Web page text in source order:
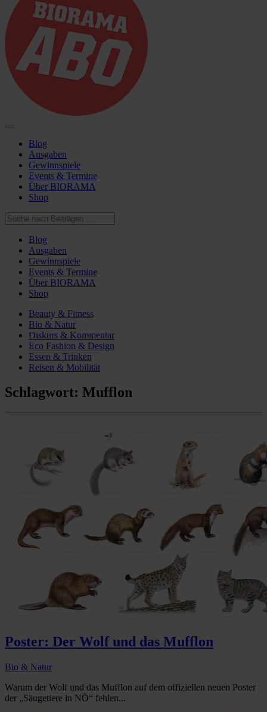
Blog
Ausgaben
Gewinnspiele
Events & Termine
Über BIORAMA
Shop
Blog
Ausgaben
Gewinnspiele
Events & Termine
Über BIORAMA
Shop
Beauty & Fitness
Bio & Natur
Diskurs & Kommentar
Eco Fashion & Design
Essen & Trinken
Reisen & Mobilität
Schlagwort: Mufflon
Poster: Der Wolf und das Mufflon
Bio & Natur
Warum der Wolf und das Mufflon auf dem offiziellen neuen Poster
der „Säugetiere in NÖ“ fehlen...